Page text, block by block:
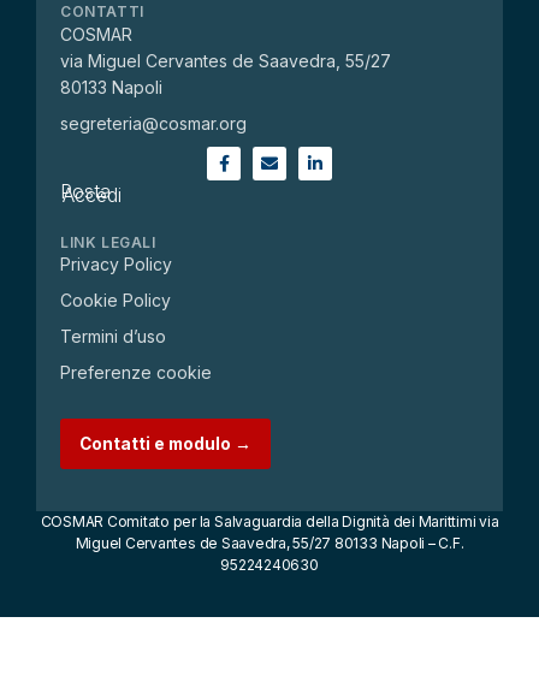
CONTATTI
COSMAR
via Miguel Cervantes de Saavedra, 55/27
80133 Napoli
segreteria@cosmar.org
Posta
Accedi
LINK LEGALI
Privacy Policy
Cookie Policy
Termini d’uso
Preferenze cookie
Contatti e modulo →
COSMAR Comitato per la Salvaguardia della Dignità dei Marittimi via
Miguel Cervantes de Saavedra, 55/27 80133 Napoli – C.F.
95224240630